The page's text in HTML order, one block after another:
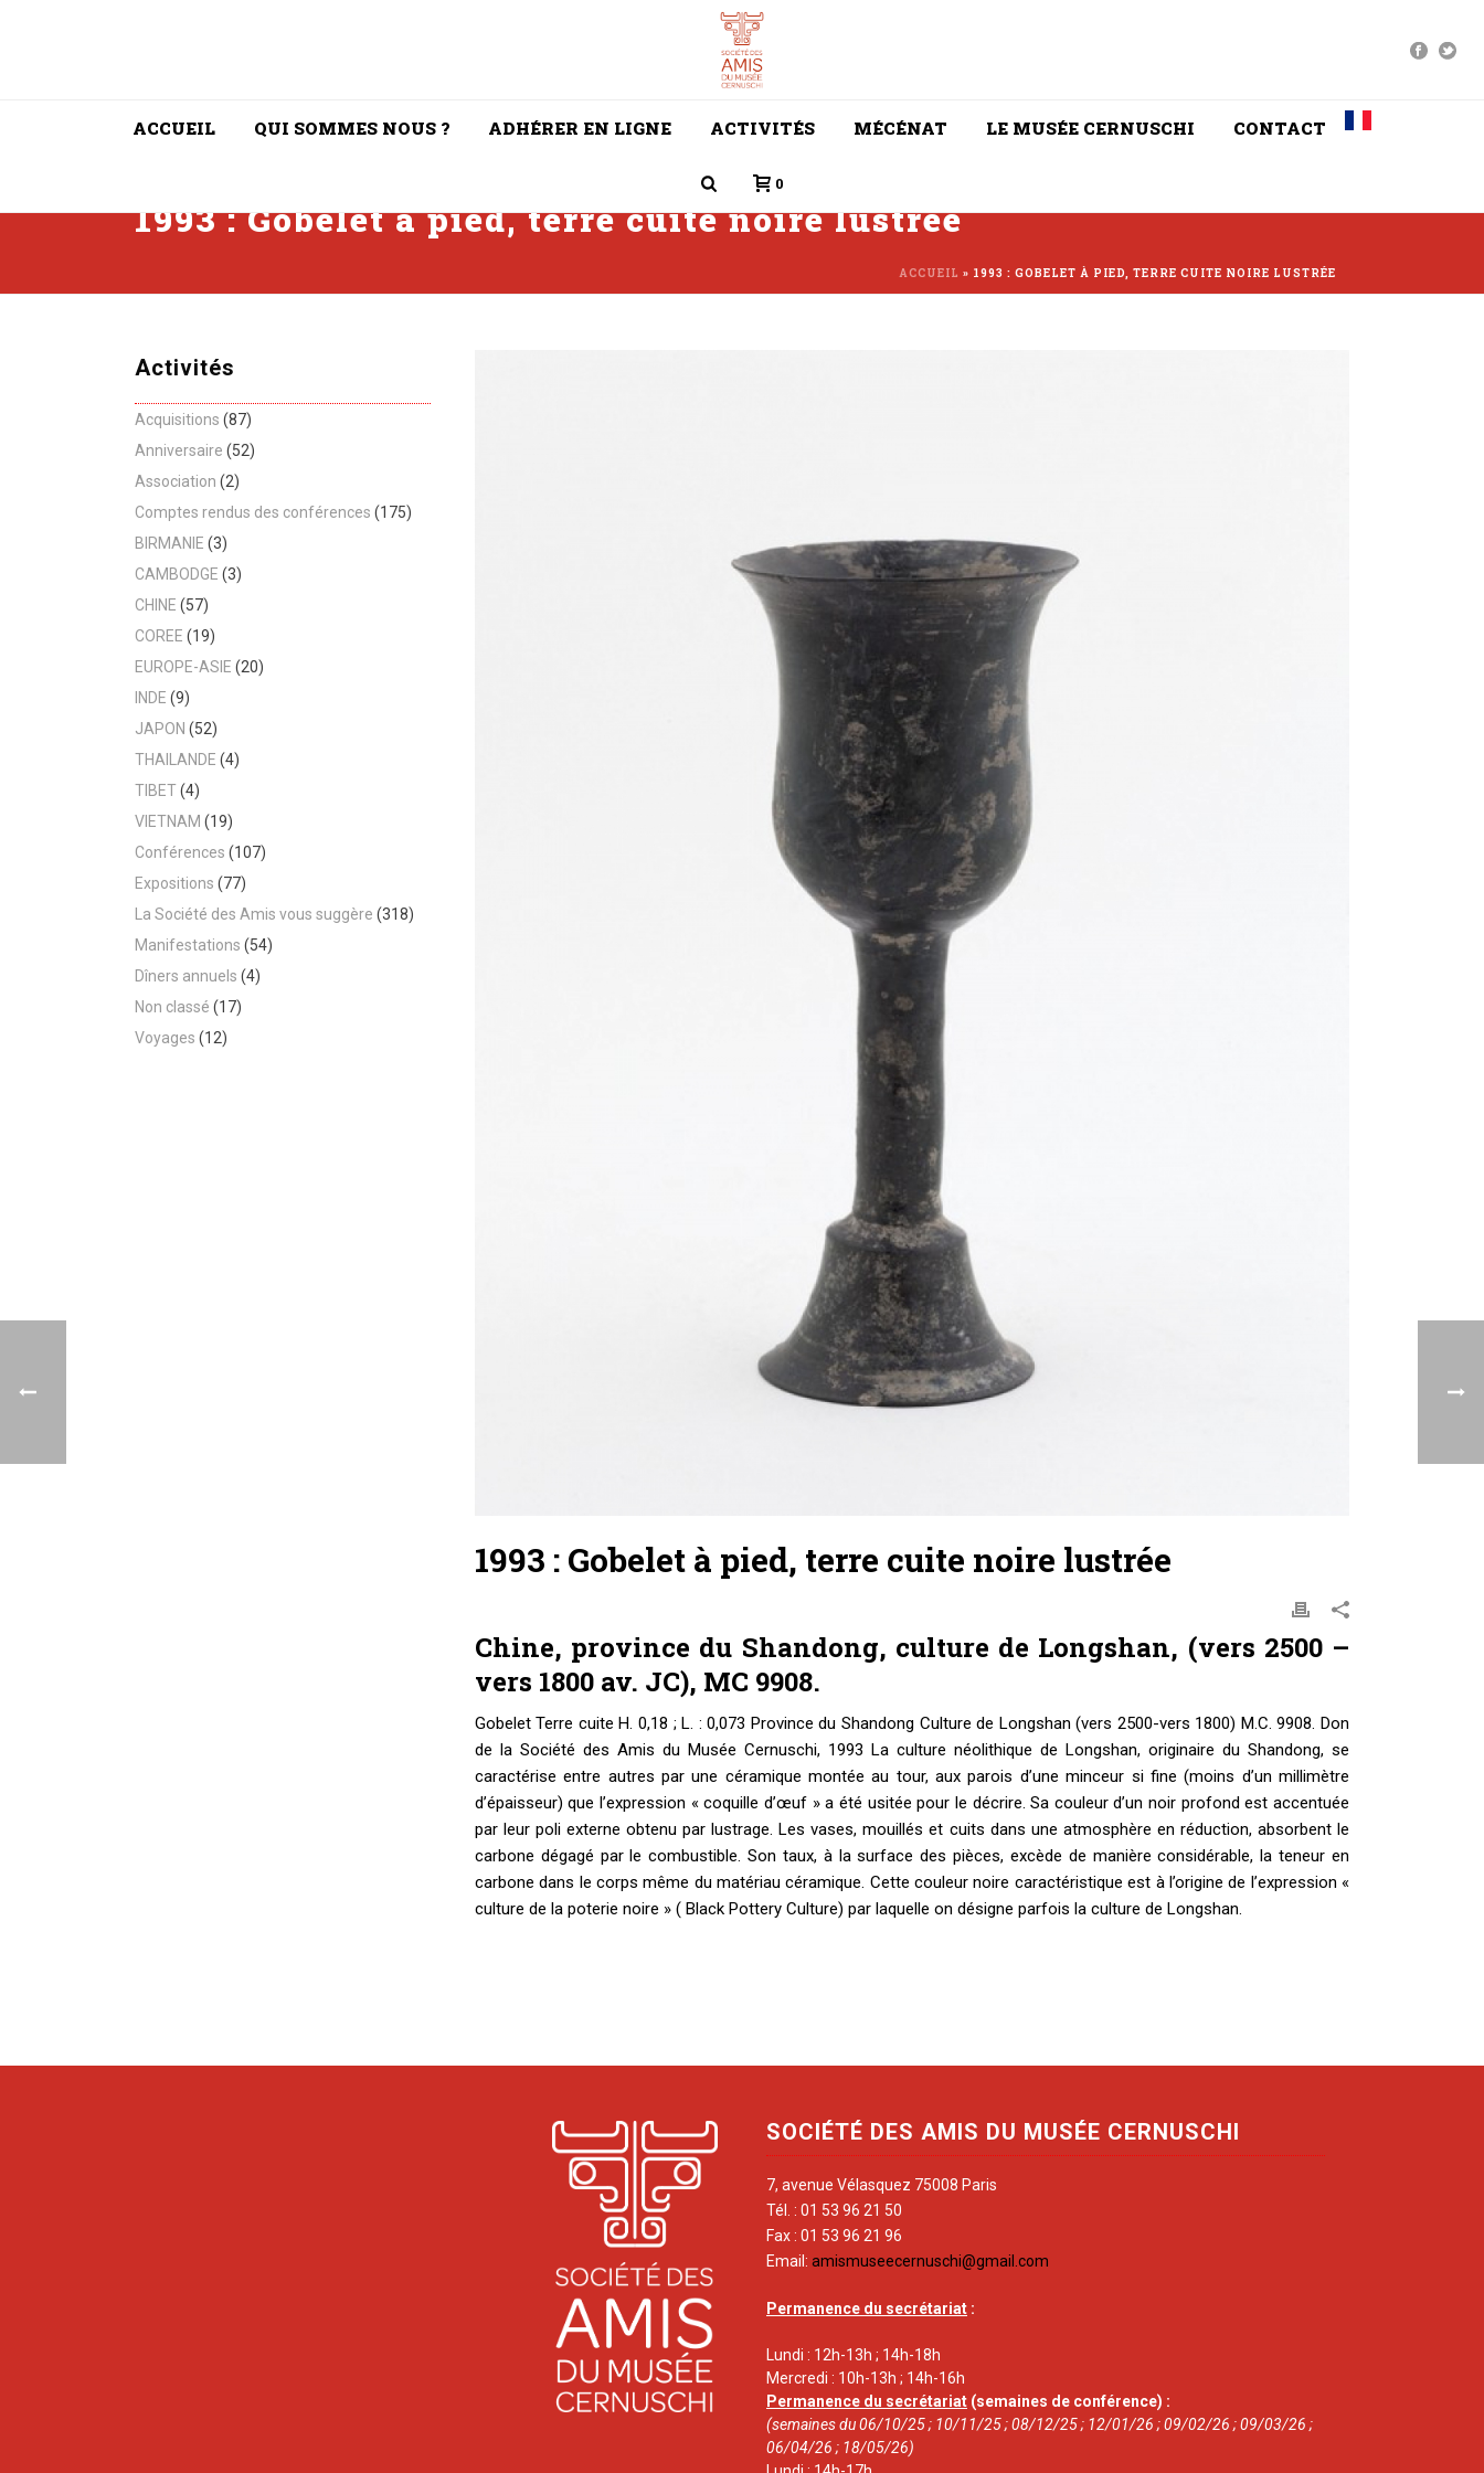
ACCUEIL QUI SOMMES NOUS ? ADHÉRER EN LIGNE ACTIVITÉS MÉCÉNAT LE MUSÉE CERNUSCHI CONTACT
0
1993 : Gobelet à pied, terre cuite noire lustrée
ACCUEIL » 1993 : GOBELET À PIED, TERRE CUITE NOIRE LUSTRÉE
1993 : Gobelet à pied, terre cuite noire lustrée
Chine, province du Shandong, culture de Longshan, (vers 2500 –
vers 1800 av. JC), MC 9908.
Gobelet Terre cuite H. 0,18 ; L. : 0,073 Province du Shandong Culture de Longshan (vers 2500-vers 1800) M.C. 9908. Don
de la Société des Amis du Musée Cernuschi, 1993 La culture néolithique de Longshan, originaire du Shandong, se
caractérise entre autres par une céramique montée au tour, aux parois d’une minceur si fine (moins d’un millimètre
d’épaisseur) que l’expression « coquille d’œuf » a été usitée pour le décrire. Sa couleur d’un noir profond est accentuée
par leur poli externe obtenu par lustrage. Les vases, mouillés et cuits dans une atmosphère en réduction, absorbent le
carbone dégagé par le combustible. Son taux, à la surface des pièces, excède de manière considérable, la teneur en
carbone dans le corps même du matériau céramique. Cette couleur noire caractéristique est à l’origine de l’expression «
culture de la poterie noire » ( Black Pottery Culture) par laquelle on désigne parfois la culture de Longshan.
Activités
Acquisitions (87)
Anniversaire (52)
Association (2)
Comptes rendus des conférences (175)
BIRMANIE (3)
CAMBODGE (3)
CHINE (57)
COREE (19)
EUROPE-ASIE (20)
INDE (9)
JAPON (52)
THAILANDE (4)
TIBET(4)
VIETNAM (19)
Conférences (107)
Expositions (77)
La Société des Amis vous suggère (318)
Manifestations (54)
Dîners annuels (4)
Non classé (17)
Voyages (12)
SOCIÉTÉ DES AMIS DU MUSÉE CERNUSCHI
7, avenue Vélasquez 75008 Paris
Tél. : 01 53 96 21 50
Fax : 01 53 96 21 96
Email: amismuseecernuschi@gmail.com
Permanence du secrétariat :
Lundi : 12h-13h ; 14h-18h
Mercredi : 10h-13h ; 14h-16h
Permanence du secrétariat (semaines de conférence) :
(semaines du 06/10/25 ; 10/11/25 ; 08/12/25 ; 12/01/26 ; 09/02/26 ; 09/03/26 ;
06/04/26 ; 18/05/26)